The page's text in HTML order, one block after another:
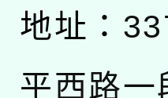
地址：
平西路一